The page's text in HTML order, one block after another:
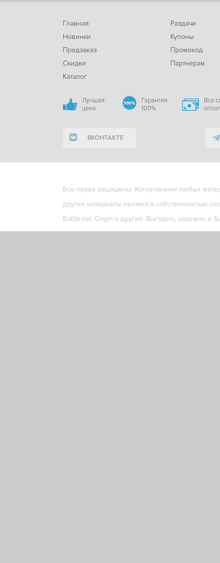
Главная
Новинки
Предзаказ
Скидки
Каталог
Раздачи
Купоны
Промокод
Партнерам
Лучшая
цена
Гарантия
100%
Все
ВКОНТАКТЕ
Все права защищены. Копирование любых
другие материалы являются собственностью
Battle.net, Origin и другие. Выгодно, надежно и